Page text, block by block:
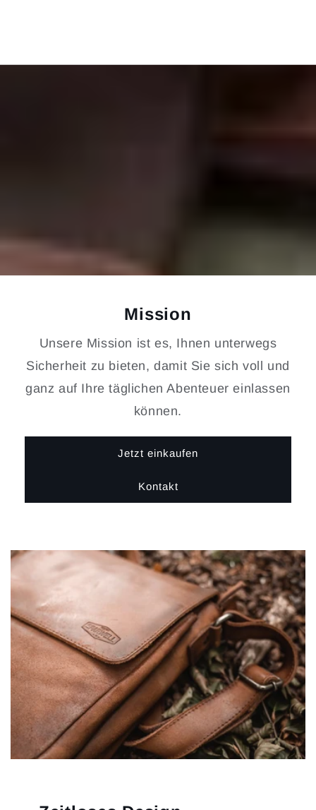
Mission
Unsere Mission ist es, Ihnen unterwegs
Sicherheit zu bieten, damit Sie sich voll und
ganz auf Ihre täglichen Abenteuer einlassen
können.
Jetzt einkaufen
Kontakt